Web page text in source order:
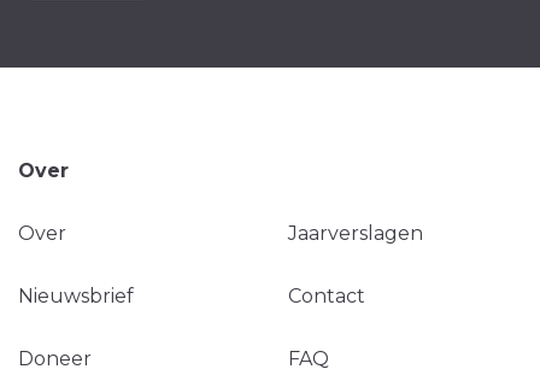
Over
Over Jaarverslagen
Nieuwsbrief Contact
Doneer FAQ